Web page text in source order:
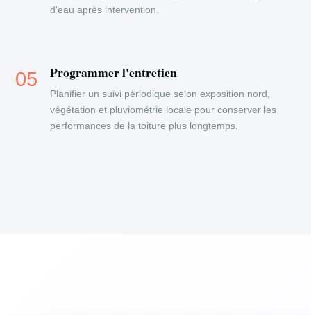
d'eau après intervention.
Programmer l'entretien
Planifier un suivi périodique selon exposition nord,
végétation et pluviométrie locale pour conserver les
performances de la toiture plus longtemps.